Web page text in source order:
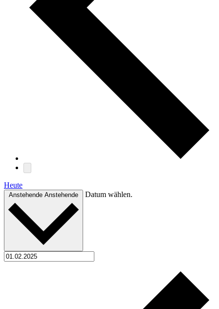
Heute
Anstehende Anstehende Datum wählen.